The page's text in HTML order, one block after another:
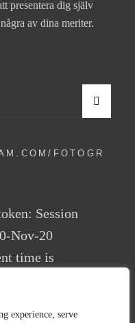
experience, serve
presentera dig själv
av dina meriter.
FOTOGR
Session
Nov-20
time is